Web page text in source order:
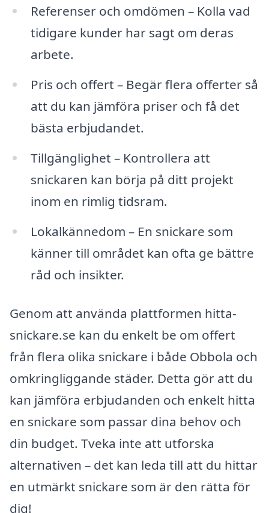
Referenser och omdömen – Kolla vad
tidigare kunder har sagt om deras
arbete.
Pris och offert – Begär flera offerter så
att du kan jämföra priser och få det
bästa erbjudandet.
Tillgänglighet – Kontrollera att
snickaren kan börja på ditt projekt
inom en rimlig tidsram.
Lokalkännedom – En snickare som
känner till området kan ofta ge bättre
råd och insikter.
Genom att använda plattformen hitta-
snickare.se kan du enkelt be om offert
från flera olika snickare i både Obbola och
omkringliggande städer. Detta gör att du
kan jämföra erbjudanden och enkelt hitta
en snickare som passar dina behov och
din budget. Tveka inte att utforska
alternativen – det kan leda till att du hittar
en utmärkt snickare som är den rätta för
dig!